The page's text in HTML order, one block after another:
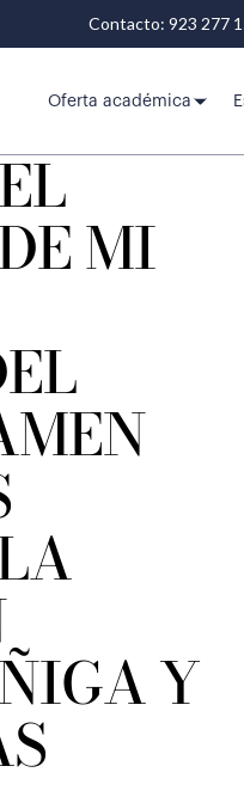
Contacto: 923 277
Oferta académica
MI
Y